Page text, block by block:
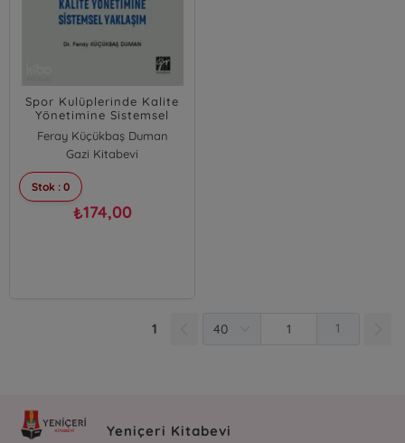
Spor Kulüplerinde Kalite
Yönetimine Sistemsel
Yaklaşım
Feray Küçükbaş Duman
Gazi Kitabevi
Stok : 0
₺174,00
1 1
Yeniçeri Kitabevi